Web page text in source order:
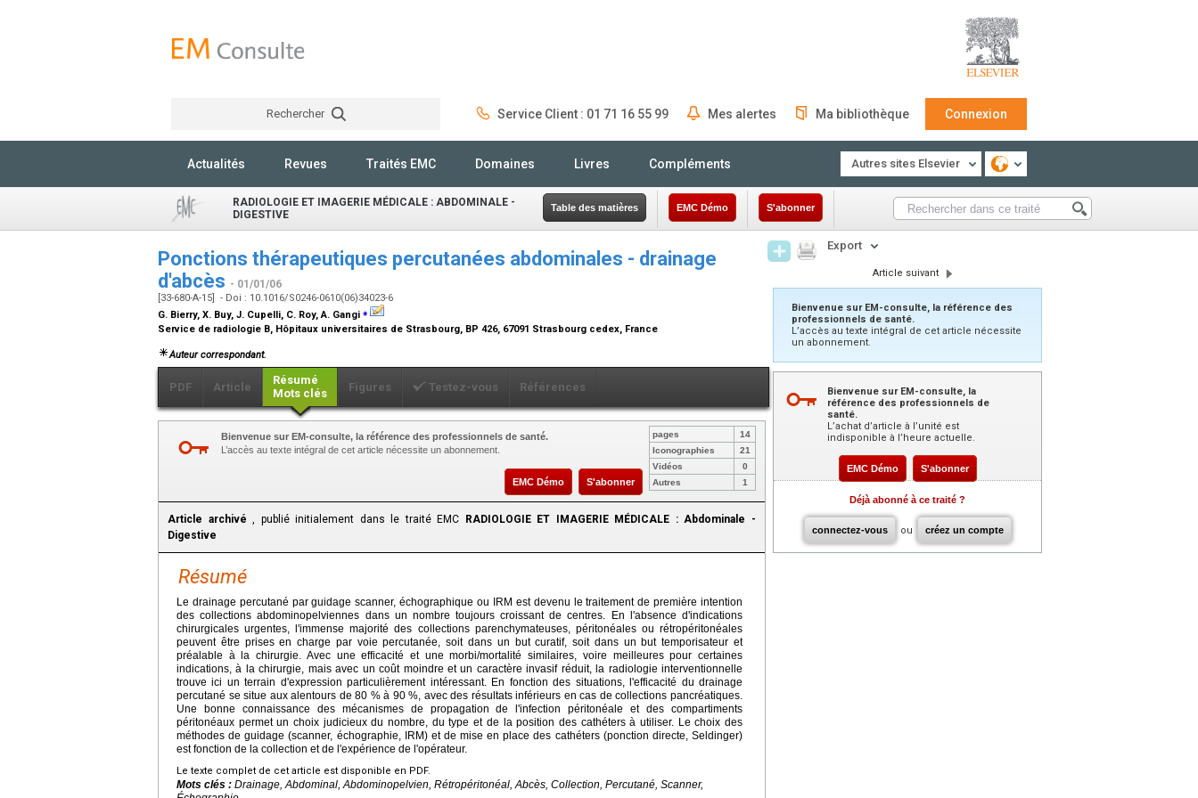
Rechercher Service Client : 01 71 16 55 99 Mes alertes Ma bibliothèque Connexion
Actualités Revues Traités EMC Domaines Livres Compléments Autres sites Elsevier
RADIOLOGIE ET IMAGERIE MÉDICALE : ABDOMINALE -
DIGESTIVE
Table des matières EMC Démo S'abonner
Ponctions thérapeutiques percutanées abdominales - drainage
d'abcès - 01/01/06
[33-680-A-15] - Doi : 10.1016/S0246-0610(06)34023-6
G. Bierry, X. Buy, J. Cupelli, C. Roy, A. Gangi ⁎
Service de radiologie B, Hôpitaux universitaires de Strasbourg, BP 426, 67091 Strasbourg cedex, France
Auteur correspondant.
PDF Article
Résumé
Mots clés
Figures Testez-vous Références
Bienvenue sur EM-consulte, la référence des professionnels de santé.
L’accès au texte intégral de cet article nécessite un abonnement.
EMC Démo S'abonner
pages
14
Iconographies
21
Vidéos
0
Autres
1
Article archivé , publié initialement dans le traité EMC
RADIOLOGIE ET IMAGERIE MÉDICALE : Abdominale -
Digestive
Résumé
Le drainage percutané par guidage scanner, échographique ou IRM est devenu le traitement de première intention
des collections abdominopelviennes dans un nombre toujours croissant de centres. En l'absence d'indications
chirurgicales urgentes, l'immense majorité des collections parenchymateuses, péritonéales ou rétropéritonéales
peuvent être prises en charge par voie percutanée, soit dans un but curatif, soit dans un but temporisateur et
préalable à la chirurgie. Avec une efficacité et une morbi/mortalité similaires, voire meilleures pour certaines
indications, à la chirurgie, mais avec un coût moindre et un caractère invasif réduit, la radiologie interventionnelle
trouve ici un terrain d'expression particulièrement intéressant. En fonction des situations, l'efficacité du drainage
percutané se situe aux alentours de 80 % à 90 %, avec des résultats inférieurs en cas de collections pancréatiques.
Une bonne connaissance des mécanismes de propagation de l'infection péritonéale et des compartiments
péritonéaux permet un choix judicieux du nombre, du type et de la position des cathéters à utiliser. Le choix des
méthodes de guidage (scanner, échographie, IRM) et de mise en place des cathéters (ponction directe, Seldinger)
est fonction de la collection et de l'expérience de l'opérateur.
Le texte complet de cet article est disponible en PDF.
Mots clés : Drainage, Abdominal, Abdominopelvien, Rétropéritonéal, Abcès, Collection, Percutané, Scanner,
Export
Article suivant
Bienvenue sur EM-consulte, la référence des
professionnels de santé.
L’accès au texte intégral de cet article nécessite
un abonnement.
Bienvenue sur EM-consulte, la
référence des professionnels de
santé.
L’achat d’article à l’unité est
indisponible à l’heure actuelle.
EMC Démo S'abonner
Déjà abonné à ce traité ?
connectez-vous ou créez un compte